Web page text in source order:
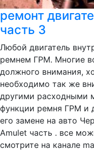
ремонт
часть 3
Любой двигатель
ремнем ГРМ. Многие
должного внимания,
необходимо так же
другими расходными
функции ремня ГРМ и
его замене на авто
Amulet часть . все
смотрите на канале